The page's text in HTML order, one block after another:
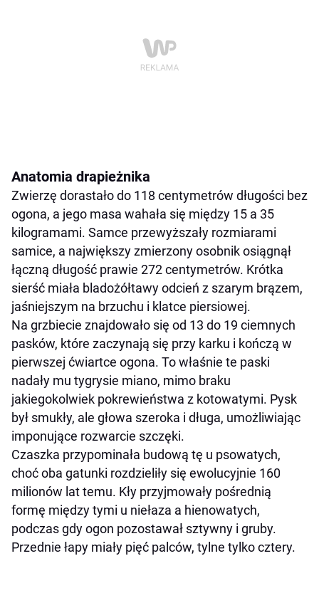
Anatomia drapieżnika
Zwierzę dorastało do 118 centymetrów długości bez
ogona, a jego masa wahała się między 15 a 35
kilogramami. Samce przewyższały rozmiarami
samice, a największy zmierzony osobnik osiągnął
łączną długość prawie 272 centymetrów. Krótka
sierść miała bladożółtawy odcień z szarym brązem,
jaśniejszym na brzuchu i klatce piersiowej.
Na grzbiecie znajdowało się od 13 do 19 ciemnych
pasków, które zaczynają się przy karku i kończą w
pierwszej ćwiartce ogona. To właśnie te paski
nadały mu tygrysie miano, mimo braku
jakiegokolwiek pokrewieństwa z kotowatymi. Pysk
był smukły, ale głowa szeroka i długa, umożliwiając
imponujące rozwarcie szczęki.
Czaszka przypominała budową tę u psowatych,
choć oba gatunki rozdzieliły się ewolucyjnie 160
milionów lat temu. Kły przyjmowały pośrednią
formę między tymi u niełaza a hienowatych,
podczas gdy ogon pozostawał sztywny i gruby.
Przednie łapy miały pięć palców, tylne tylko cztery.